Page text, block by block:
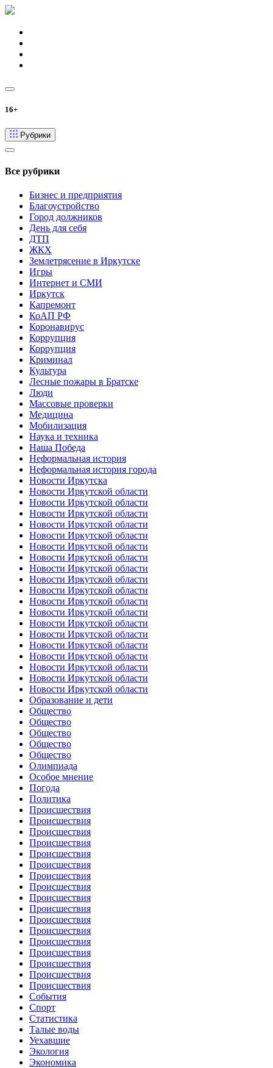
16+
Рубрики
Все рубрики
Бизнес и предприятия
Благоустройство
Город должников
День для себя
ДТП
ЖКХ
Землетрясение в Иркутске
Игры
Интернет и СМИ
Иркутск
Капремонт
КоАП РФ
Коронавирус
Коррупция
Коррупция
Криминал
Культура
Лесные пожары в Братске
Люди
Массовые проверки
Медицина
Мобилизация
Наука и техника
Наша Победа
Неформальная история
Неформальная история города
Новости Иркутска
Новости Иркутской области
Новости Иркутской области
Новости Иркутской области
Новости Иркутской области
Новости Иркутской области
Новости Иркутской области
Новости Иркутской области
Новости Иркутской области
Новости Иркутской области
Новости Иркутской области
Новости Иркутской области
Новости Иркутской области
Новости Иркутской области
Новости Иркутской области
Новости Иркутской области
Новости Иркутской области
Новости Иркутской области
Новости Иркутской области
Новости Иркутской области
Образование и дети
Общество
Общество
Общество
Общество
Общество
Олимпиада
Особое мнение
Погода
Политика
Происшествия
Происшествия
Происшествия
Происшествия
Происшествия
Происшествия
Происшествия
Происшествия
Происшествия
Происшествия
Происшествия
Происшествия
Происшествия
Происшествия
Происшествия
Происшествия
Происшествия
События
Спорт
Статистика
Талые воды
Уехавшие
Экология
Экономика